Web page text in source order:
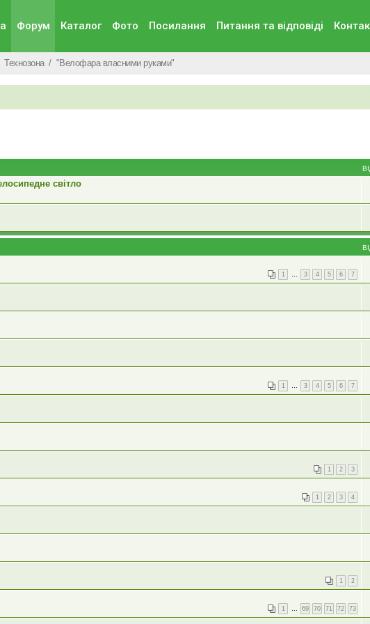
Форум Каталог Фото Посилання Питання та вiдповiдi
Технозона "Велофара власними руками"
світло
1 … 3 4 5 6 7
1 … 3 4 5 6 7
1 2 3
1 2 3 4
1 2
1 … 69 70 71 72 73